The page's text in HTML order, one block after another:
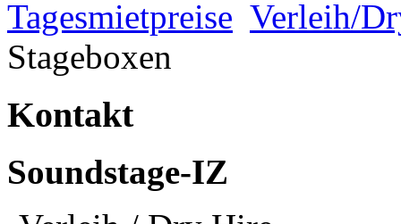
Tagesmietpreise Verleih/
Stageboxen
Kontakt
Soundstage-IZ